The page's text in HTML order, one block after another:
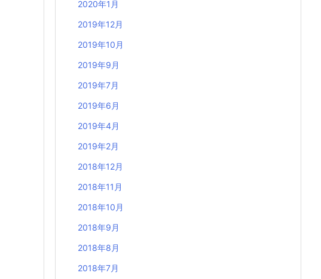
2020年1月
2019年12月
2019年10月
2019年9月
2019年7月
2019年6月
2019年4月
2019年2月
2018年12月
2018年11月
2018年10月
2018年9月
2018年8月
2018年7月